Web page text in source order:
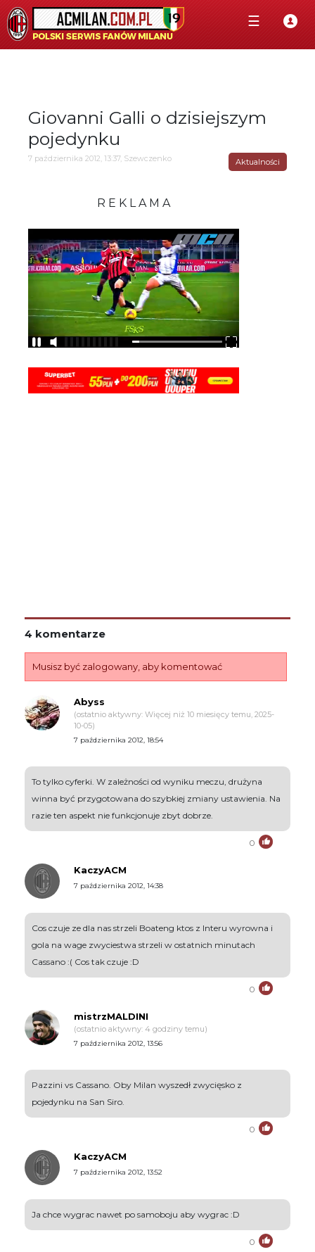
☰
Giovanni Galli o dzisiejszym
pojedynku
7 października 2012, 13:37, Szewczenko Aktualności
R E K L A M A
4 komentarze
Musisz być zalogowany, aby komentować
Abyss
(ostatnio aktywny: Więcej niż 10 miesięcy temu, 2025-
10-05)
7 października 2012, 18:54
To tylko cyferki. W zależności od wyniku meczu, drużyna
winna być przygotowana do szybkiej zmiany ustawienia. Na
razie ten aspekt nie funkcjonuje zbyt dobrze.
0
KaczyACM
7 października 2012, 14:38
Cos czuje ze dla nas strzeli Boateng ktos z Interu wyrowna i
gola na wage zwyciestwa strzeli w ostatnich minutach
Cassano :( Cos tak czuje :D
0
mistrzMALDINI
(ostatnio aktywny: 4 godziny temu)
7 października 2012, 13:56
Pazzini vs Cassano. Oby Milan wyszedł zwycięsko z
pojedynku na San Siro.
0
KaczyACM
7 października 2012, 13:52
Ja chce wygrac nawet po samoboju aby wygrac :D
0